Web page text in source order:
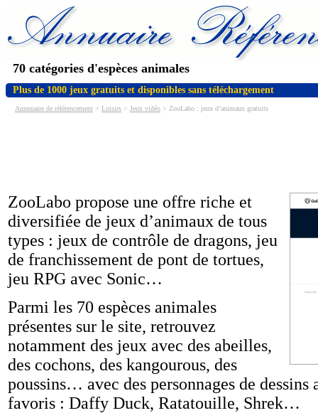
70 catégories d'espèces animales
Plus de 1000 jeux gratuits et disponibles sans téléchargement
Annnuaire de référencement > Loisirs > Jeux vidéo > ZooLabo : jeux d’animaux gratuits
ZooLabo propose une offre riche et
diversifiée de jeux d’animaux de tous
types : jeux de contrôle de dragons, jeu
de franchissement de pont de tortues,
jeu RPG avec Sonic…
Parmi les 70 espèces animales
présentes sur le site, retrouvez
notamment des jeux avec des abeilles,
des cochons, des kangourous, des
poussins… avec des personnages de
favoris : Daffy Duck, Ratatouille, Shrek…